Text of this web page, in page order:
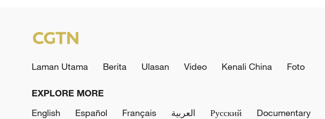
Laman Utama Berita Ulasan Video Kenali China Foto
EXPLORE MORE
English
Español Français العربية Русский Documentary